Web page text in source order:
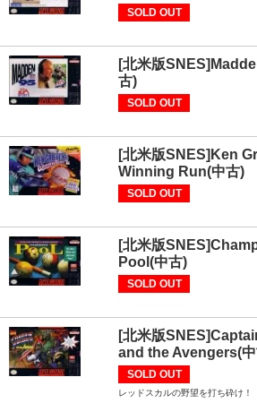
SOLD OUT
[北米版
古)
SOLD OUT
[北米版SNES]Ken
Winning Run(中古)
SOLD OUT
[北米版
Pool(中古)
SOLD OUT
[北米版
and the Avengers(
SOLD OUT
レッドスカルの野望を打ち砕け！